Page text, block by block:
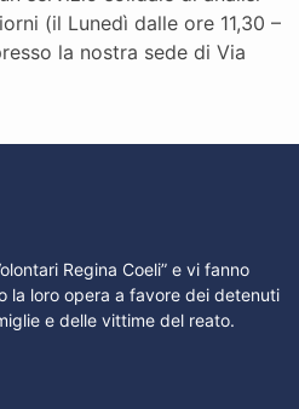
(il Lunedì dalle ore 11,30 –
la nostra sede di Via
Regina Coeli” e vi fanno
la loro opera a favore dei detenuti
e delle vittime del reato.